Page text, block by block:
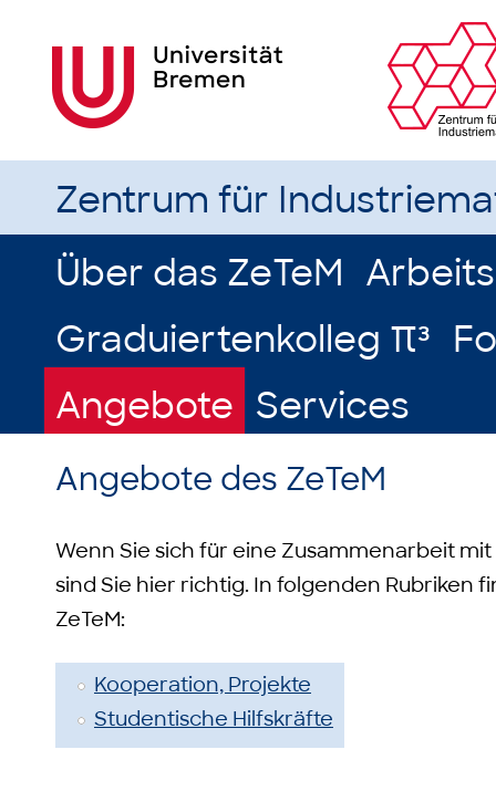
Zentrum für
Über das ZeTeM
Graduiertenkolleg π³
Angebote Services
Angebote des ZeTeM
Wenn Sie sich für eine Zusammenarbeit
sind Sie hier richtig. In folgenden Rubriken
ZeTeM:
Kooperation, Projekte
Studentische Hilfskräfte